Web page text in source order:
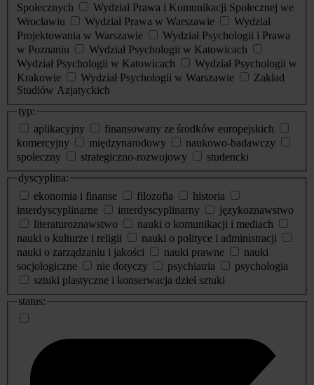
Społecznych
Wydział Prawa i Komunikacji Społecznej we
Wrocławiu
Wydział Prawa w Warszawie
Wydział
Projektowania w Warszawie
Wydział Psychologii i Prawa
w Poznaniu
Wydział Psychologii w Katowicach
Wydział Psychologii w Katowicach
Wydział Psychologii w
Krakowie
Wydział Psychologii w Warszawie
Zakład
Studiów Azjatyckich
typ:
aplikacyjny
finansowany ze środków europejskich
komercyjny
międzynarodowy
naukowo-badawczy
społeczny
strategiczno-rozwojowy
studencki
dyscyplina:
ekonomia i finanse
filozofia
historia
interdyscyplinarne
interdyscyplinarny
językoznawstwo
literaturoznawstwo
nauki o komunikacji i mediach
nauki o kulturze i religii
nauki o polityce i administracji
nauki o zarządzaniu i jakości
nauki prawne
nauki
socjologiczne
nie dotyczy psychiatria
psychologia
sztuki plastyczne i konserwacja dzieł sztuki
status: